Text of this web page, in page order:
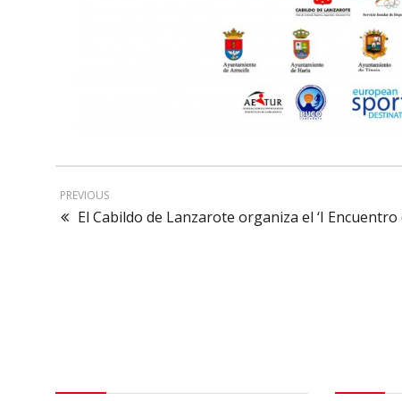
PREVIOUS
El Cabildo de Lanzarote organiza el ‘I